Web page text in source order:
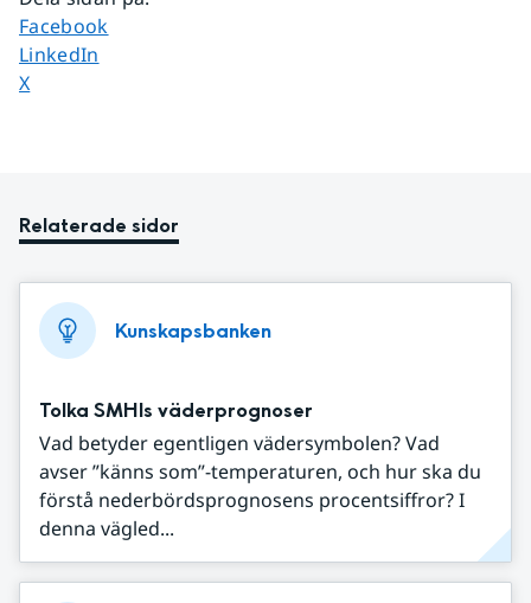
Dela sidan på
Facebook
Dela sidan på
LinkedIn
Dela sidan på
X
Relaterade sidor
Kunskapsbanken
Tolka SMHIs väderprognoser
Vad betyder egentligen vädersymbolen? Vad
avser ”känns som”-temperaturen, och hur ska du
förstå nederbördsprognosens procentsiffror? I
denna vägled...